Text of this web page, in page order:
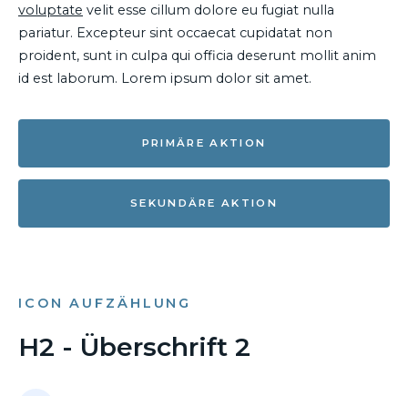
voluptate velit esse cillum dolore eu fugiat nulla
pariatur. Excepteur sint occaecat cupidatat non
proident, sunt in culpa qui officia deserunt mollit anim
id est laborum. Lorem ipsum dolor sit amet.
PRIMÄRE AKTION
SEKUNDÄRE AKTION
ICON AUFZÄHLUNG
H2 - Überschrift 2